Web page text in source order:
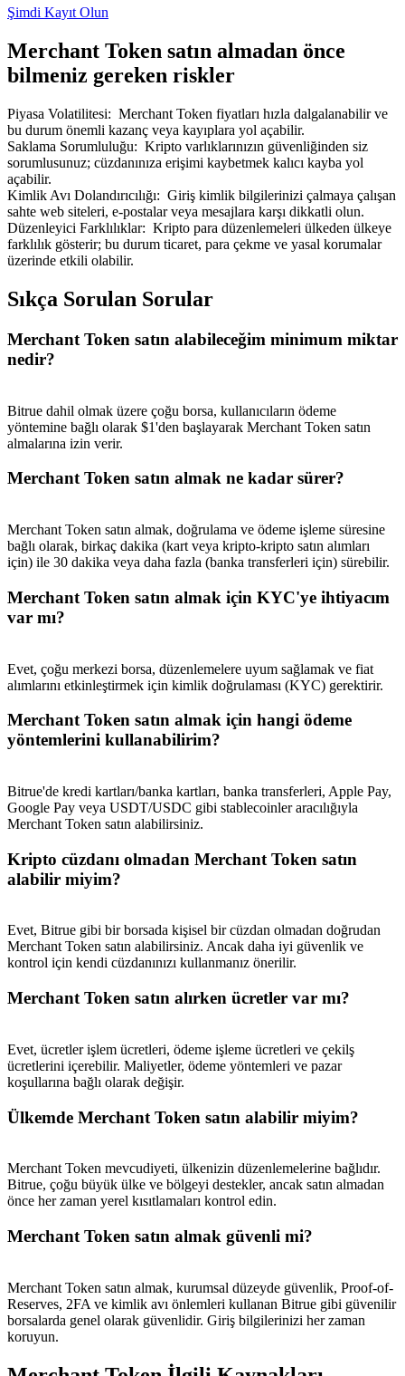
Bitrue İş Ortağı
Kullanıcı başına %65'e kadar komisyon!
Yönlendirme
Arkadaşını davet et, nakit ödüller kazan
BTC Welcome Rewards
Deposit & Trade BTC to Share 25000 USDT prize pool!
Share 500000 CASHCAT prize pool
Register & Trade to Win 500,000 USDT
Precious Metals Trading Carnival
USDT New User Exclusive 10% APR
USDT Flexible Staking | Daily Rewards
BTC New User Exclusive: 6.5% APR
BTC Flexible Staking | Daily Rewards
Daha Fazla Etkinlik
Ödüller ve özel hediyeler kazanın
Şimdi Kayıt Olun
Merchant Token satın almadan önce
bilmeniz gereken riskler
Piyasa Volatilitesi: Merchant Token fiyatları hızla dalgalanabilir ve
bu durum önemli kazanç veya kayıplara yol açabilir.
Saklama Sorumluluğu: Kripto varlıklarınızın güvenliğinden siz
sorumlusunuz; cüzdanınıza erişimi kaybetmek kalıcı kayba yol
açabilir.
Kimlik Avı Dolandırıcılığı: Giriş kimlik bilgilerinizi çalmaya çalışan
sahte web siteleri, e-postalar veya mesajlara karşı dikkatli olun.
Düzenleyici Farklılıklar: Kripto para düzenlemeleri ülkeden ülkeye
farklılık gösterir; bu durum ticaret, para çekme ve yasal korumalar
üzerinde etkili olabilir.
Sıkça Sorulan Sorular
Merchant Token satın alabileceğim minimum miktar
nedir?
Bitrue dahil olmak üzere çoğu borsa, kullanıcıların ödeme
yöntemine bağlı olarak $1'den başlayarak Merchant Token satın
almalarına izin verir.
Merchant Token satın almak ne kadar sürer?
Merchant Token satın almak, doğrulama ve ödeme işleme süresine
bağlı olarak, birkaç dakika (kart veya kripto-kripto satın alımları
için) ile 30 dakika veya daha fazla (banka transferleri için) sürebilir.
Merchant Token satın almak için KYC'ye ihtiyacım
var mı?
Evet, çoğu merkezi borsa, düzenlemelere uyum sağlamak ve fiat
alımlarını etkinleştirmek için kimlik doğrulaması (KYC) gerektirir.
Merchant Token satın almak için hangi ödeme
yöntemlerini kullanabilirim?
Bitrue'de kredi kartları/banka kartları, banka transferleri, Apple Pay,
Google Pay veya USDT/USDC gibi stablecoinler aracılığıyla
Merchant Token satın alabilirsiniz.
Kripto cüzdanı olmadan Merchant Token satın
alabilir miyim?
Evet, Bitrue gibi bir borsada kişisel bir cüzdan olmadan doğrudan
Merchant Token satın alabilirsiniz. Ancak daha iyi güvenlik ve
kontrol için kendi cüzdanınızı kullanmanız önerilir.
Merchant Token satın alırken ücretler var mı?
Evet, ücretler işlem ücretleri, ödeme işleme ücretleri ve çekilş
ücretlerini içerebilir. Maliyetler, ödeme yöntemleri ve pazar
koşullarına bağlı olarak değişir.
Ülkemde Merchant Token satın alabilir miyim?
Merchant Token mevcudiyeti, ülkenizin düzenlemelerine bağlıdır.
Bitrue, çoğu büyük ülke ve bölgeyi destekler, ancak satın almadan
önce her zaman yerel kısıtlamaları kontrol edin.
Merchant Token satın almak güvenli mi?
Merchant Token satın almak, kurumsal düzeyde güvenlik, Proof-of-
Reserves, 2FA ve kimlik avı önlemleri kullanan Bitrue gibi güvenilir
borsalarda genel olarak güvenlidir. Giriş bilgilerinizi her zaman
koruyun.